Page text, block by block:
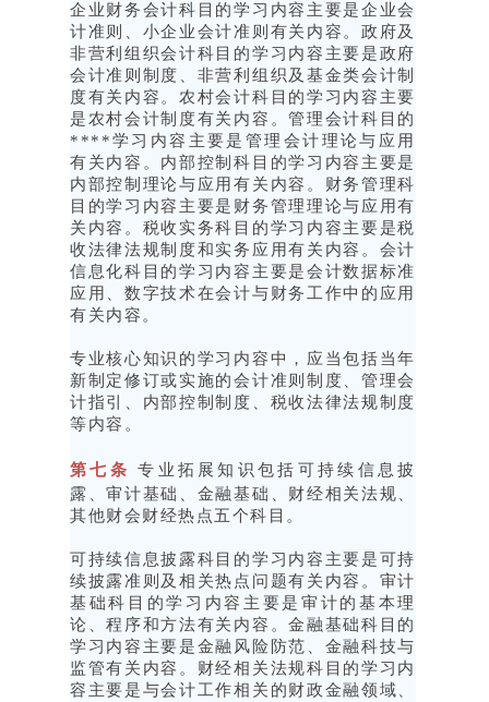
企业财务会计科目的学习内容主要是企业会
计准则、小企业会计准则有关内容。政府及
非营利组织会计科目的学习内容主要是政府
会计准则制度、非营利组织及基金类会计制
度有关内容。农村会计科目的学习内容主要
是农村会计制度有关内容。管理会计科目的
****学习内容主要是管理会计理论与应用
有关内容。内部控制科目的学习内容主要是
内部控制理论与应用有关内容。财务管理科
目的学习内容主要是财务管理理论与应用有
关内容。税收实务科目的学习内容主要是税
收法律法规制度和实务应用有关内容。会计
信息化科目的学习内容主要是会计数据标准
应用、数字技术在会计与财务工作中的应用
有关内容。
专业核心知识的学习内容中，应当包括当年
新制定修订或实施的会计准则制度、管理会
计指引、内部控制制度、税收法律法规制度
等内容。
第七条
专业拓展知识包括可持续信息披
露、审计基础、金融基础、财经相关法规、
其他财会财经热点五个科目。
可持续信息披露科目的学习内容主要是可持
续披露准则及相关热点问题有关内容。审计
基础科目的学习内容主要是审计的基本理
论、程序和方法有关内容。金融基础科目的
学习内容主要是金融风险防范、金融科技与
监管有关内容。财经相关法规科目的学习内
容主要是与会计工作相关的财政金融领域、